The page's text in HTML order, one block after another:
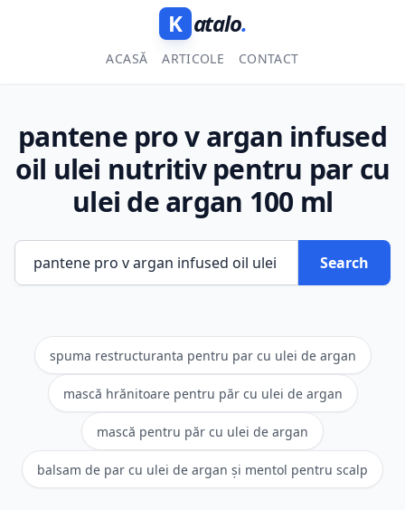
K atalo.
ACASĂ ARTICOLE CONTACT
pantene pro v argan infused
oil ulei nutritiv pentru par cu
ulei de argan 100 ml
Search
spuma restructuranta pentru par cu ulei de argan
mască hrănitoare pentru păr cu ulei de argan
mască pentru păr cu ulei de argan
balsam de par cu ulei de argan și mentol pentru scalp